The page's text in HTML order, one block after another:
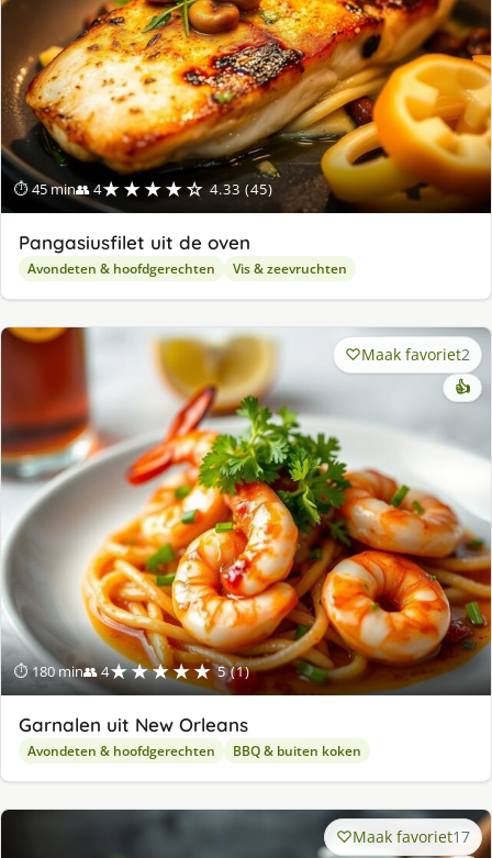
⏱ 45 min👥 4★★★★☆ 4.33 (45)
Pangasiusfilet uit de oven
Avondeten & hoofdgerechten Vis & zeevruchten
⏱ 180 min👥 4★★★★★ 5 (1)
Maak favoriet2
👍
Garnalen uit New Orleans
Avondeten & hoofdgerechten BBQ & buiten koken
Maak favoriet17